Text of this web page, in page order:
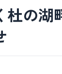
杜の湖